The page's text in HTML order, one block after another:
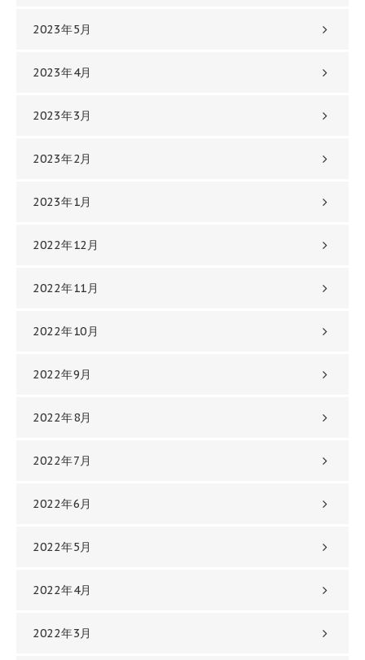
2023年5月
2023年4月
2023年3月
2023年2月
2023年1月
2022年12月
2022年11月
2022年10月
2022年9月
2022年8月
2022年7月
2022年6月
2022年5月
2022年4月
2022年3月